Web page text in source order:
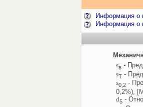
Информация о
Информация о
sв -
sТ-
s0,2-
0,2%),
d5-